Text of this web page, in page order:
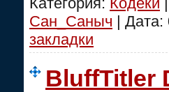
Сан_Саныч | Дата:
закладки
BluffTitler